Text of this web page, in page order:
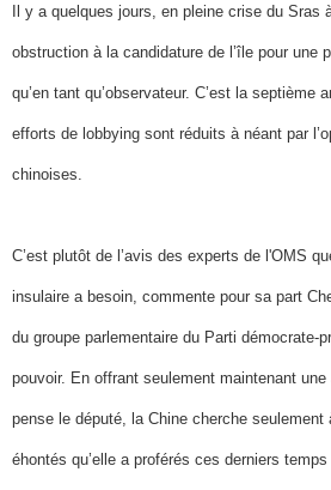
Il y a quelques jours, en pleine crise du Sras
obstruction à la candidature de l’île pour une
qu’en tant qu’observateur. C’est la septième
efforts de lobbying sont réduits à néant par
chinoises.
C’est plutôt de l’avis des experts de l'OMS
insulaire a besoin, commente pour sa part
du groupe parlementaire du Parti démocrate-
pouvoir. En offrant seulement maintenant
pense le député, la Chine cherche seulement
éhontés qu’elle a proférés ces derniers